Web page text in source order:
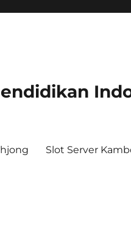
Slot Server